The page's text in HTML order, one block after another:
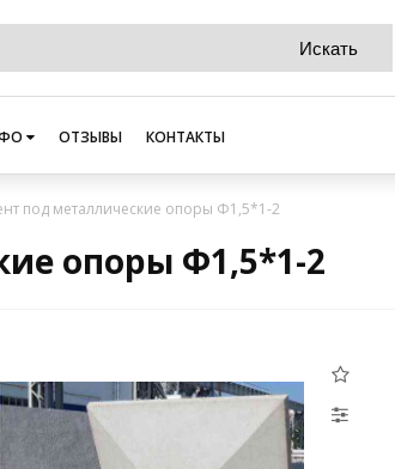
ОТЗЫВЫ КОНТАКТЫ
под металлические опоры Ф1,5*1-2
опоры Ф1,5*1-2